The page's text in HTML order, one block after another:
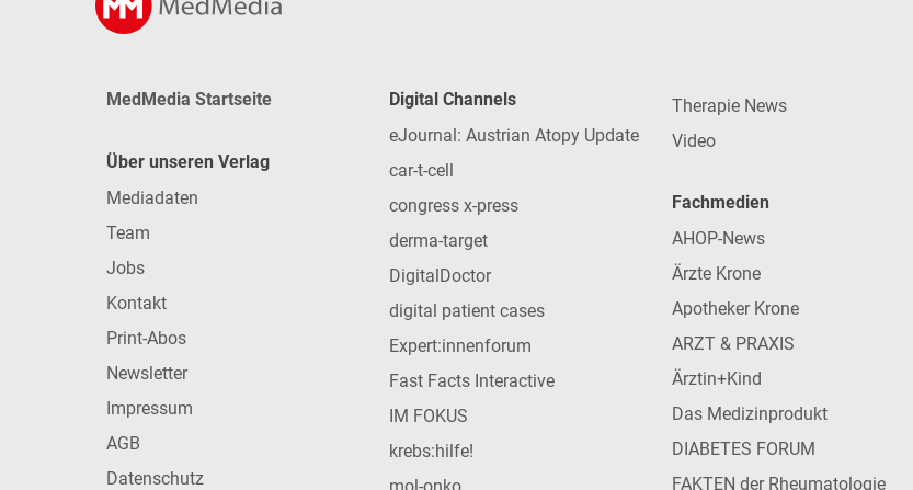
MedMedia Startseite
Über unseren Verlag
Mediadaten
Team
Jobs
Kontakt
Print-Abos
Newsletter
Impressum
AGB
Datenschutz
Digital Channels
eJournal: Austrian Atopy Update
car-t-cell
congress x-press
derma-target
DigitalDoctor
digital patient cases
Expert:innenforum
Fast Facts Interactive
IM FOKUS
krebs:hilfe!
Therapie News
Video
Fachmedien
AHOP-News
Ärzte Krone
Apotheker Krone
ARZT & PRAXIS
Ärztin+Kind
Das Medizinprodukt
DIABETES FORUM
FAKTEN der Rheumatologie